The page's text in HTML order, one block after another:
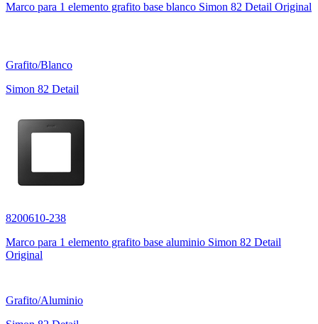
Marco para 1 elemento grafito base blanco Simon 82 Detail Original
Grafito/Blanco
Simon 82 Detail
8200610-238
Marco para 1 elemento grafito base aluminio Simon 82 Detail
Original
Grafito/Aluminio